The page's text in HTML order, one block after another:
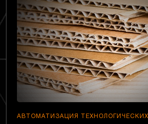
АВТОМАТИЗАЦИЯ